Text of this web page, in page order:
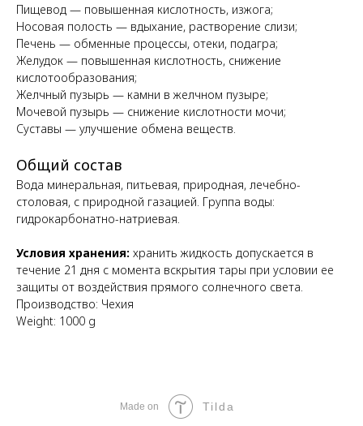
Пищевод — повышенная кислотность, изжога;
Носовая полость — вдыхание, растворение слизи;
Печень — обменные процессы, отеки, подагра;
Желудок — повышенная кислотность, снижение
кислотообразования;
Желчный пузырь — камни в желчном пузыре;
Мочевой пузырь — снижение кислотности мочи;
Суставы — улучшение обмена веществ.
Общий состав
Вода минеральная, питьевая, природная, лечебно-
столовая, с природной газацией. Группа воды:
гидрокарбонатно-натриевая.
Условия хранения: хранить жидкость допускается в
течение 21 дня с момента вскрытия тары при условии ее
защиты от воздействия прямого солнечного света.
Производство: Чехия
Weight: 1000 g
Made on Tilda